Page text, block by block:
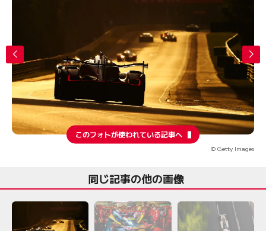
このフォトが使われている記事へ
© Getty Images
同じ記事の他の画像